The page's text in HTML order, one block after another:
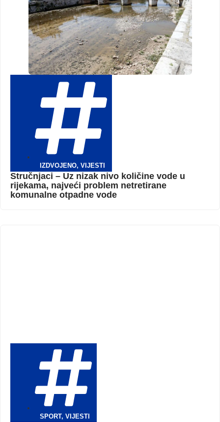
IZDVOJENO, VIJESTI
Stručnjaci – Uz nizak nivo količine vode u
rijekama, najveći problem netretirane
komunalne otpadne vode
SPORT, VIJESTI